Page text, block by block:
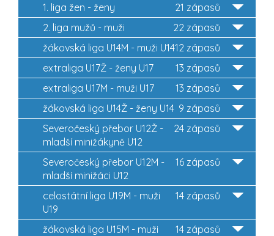
21 zápasů
1. liga žen - ženy
22 zápasů
2. liga mužů - muži
12 zápasů
žákovská liga U14M - muži U14
13 zápasů
extraliga U17Ž - ženy U17
13 zápasů
extraliga U17M - muži U17
9 zápasů
žákovská liga U14Ž - ženy U14
24 zápasů
Severočeský přebor U12Ž -
mladší minižákyně U12
16 zápasů
Severočeský přebor U12M -
mladší minižáci U12
14 zápasů
celostátní liga U19M - muži
U19
14 zápasů
žákovská liga U15M - muži